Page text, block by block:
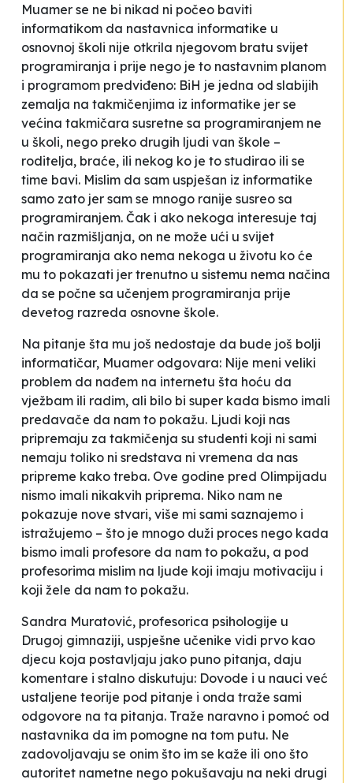
Muamer se ne bi nikad ni počeo baviti
informatikom da nastavnica informatike u
osnovnoj školi nije otkrila njegovom bratu svijet
programiranja i prije nego je to nastavnim planom
i programom predviđeno: BiH je jedna od slabijih
zemalja na takmičenjima iz informatike jer se
većina takmičara susretne sa programiranjem ne
u školi, nego preko drugih ljudi van škole –
roditelja, braće, ili nekog ko je to studirao ili se
time bavi. Mislim da sam uspješan iz informatike
samo zato jer sam se mnogo ranije susreo sa
programiranjem. Čak i ako nekoga interesuje taj
način razmišljanja, on ne može ući u svijet
programiranja ako nema nekoga u životu ko će
mu to pokazati jer trenutno u sistemu nema načina
da se počne sa učenjem programiranja prije
devetog razreda osnovne škole.
Na pitanje šta mu još nedostaje da bude još bolji
informatičar, Muamer odgovara: Nije meni veliki
problem da nađem na internetu šta hoću da
vježbam ili radim, ali bilo bi super kada bismo imali
predavače da nam to pokažu. Ljudi koji nas
pripremaju za takmičenja su studenti koji ni sami
nemaju toliko ni sredstava ni vremena da nas
pripreme kako treba. Ove godine pred Olimpijadu
nismo imali nikakvih priprema. Niko nam ne
pokazuje nove stvari, više mi sami saznajemo i
istražujemo – što je mnogo duži proces nego kada
bismo imali profesore da nam to pokažu, a pod
profesorima mislim na ljude koji imaju motivaciju i
koji žele da nam to pokažu.
Sandra Muratović, profesorica psihologije u
Drugoj gimnaziji, uspješne učenike vidi prvo kao
djecu koja postavljaju jako puno pitanja, daju
komentare i stalno diskutuju: Dovode i u nauci već
ustaljene teorije pod pitanje i onda traže sami
odgovore na ta pitanja. Traže naravno i pomoć od
nastavnika da im pomogne na tom putu. Ne
zadovoljavaju se onim što im se kaže ili ono što
autoritet nametne nego pokušavaju na neki drugi